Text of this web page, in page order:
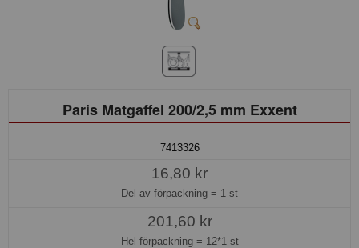
Paris Matgaffel 200/2,5 mm Exxent
7413326
16,80 kr
Del av förpackning = 1 st
201,60 kr
Hel förpackning = 12*1 st